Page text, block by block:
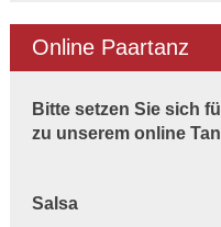
Online Paartanz
Bitte setzen Sie sich
zu unserem online
Salsa